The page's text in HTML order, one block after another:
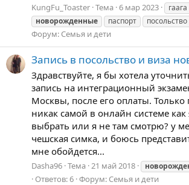
KungFu_Toaster Тема 6 мар 2023 гаага
новорожденные
паспорт посольство
Форум: Семья и дети
Запись в посольство и виза
Здравствуйте, я бы хотела
запись на интеграционный
Москвы, после его оплаты. Только
никак самой в онлайн системе как
выбрать или я не там смотрю? у
чешская симка, и боюсь
мне обойдется...
Dasha96 Тема 21 май 2018
Ответов: 6 Форум: Семья и дети